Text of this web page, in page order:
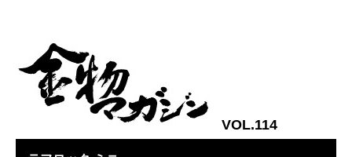
VOL.114